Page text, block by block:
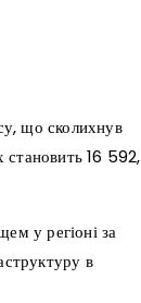
що сколихнув
становить 16 592,
у регіоні за
в